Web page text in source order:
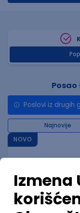
Posao
Poslovi iz drugih
Najnovije
NOVO